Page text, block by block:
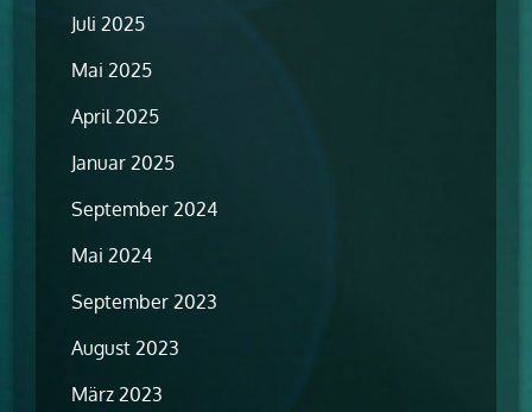
Juli 2025
Mai 2025
April 2025
Januar 2025
September 2024
Mai 2024
September 2023
August 2023
März 2023